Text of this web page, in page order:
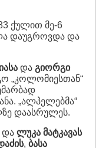
ქულით მე-6
დაუგროვდა და
და გიორგი
„კოლომიესთან“
„ალპელებმა“
დაასრულეს.
და ლუკა მატკავას
, ბასა